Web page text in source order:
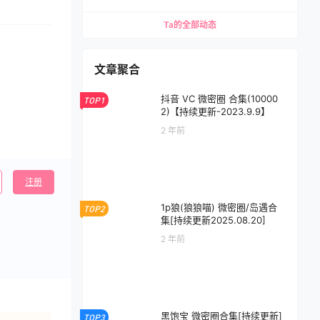
注册
Ta的全部动态
文章聚合
TOP1
抖音 VC 微密圈 合集(10000
2)【持续更新-2023.9.9】
2 年前
TOP2
1p狼(狼狼喵) 微密圈/岛遇合
集[持续更新2025.08.20]
2 年前
TOP3 黑饱宝 微密圈合集[持续更新]